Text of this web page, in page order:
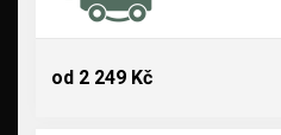
od 2 249 Kč